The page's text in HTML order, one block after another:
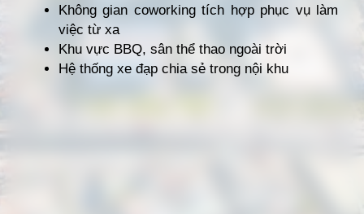
Không gian coworking tích hợp phục vụ làm
việc từ xa
Khu vực BBQ, sân thể thao ngoài trời
Hệ thống xe đạp chia sẻ trong nội khu